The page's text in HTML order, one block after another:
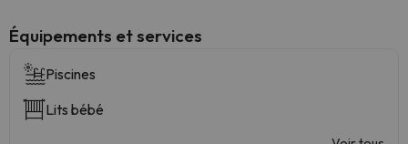
​Équipements et services
Piscines
Lits bébé